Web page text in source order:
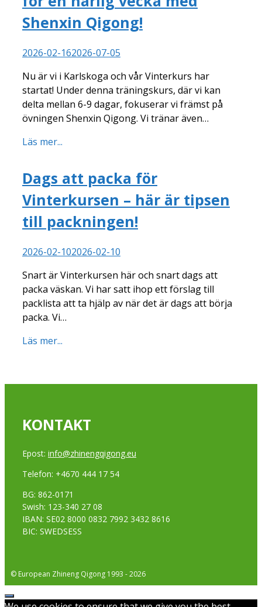
Shenxin Qigong!
2026-02-162026-07-05
Nu är vi i Karlskoga och vår Vinterkurs har
startat! Under denna träningskurs, där vi kan
delta mellan 6-9 dagar, fokuserar vi främst på
övningen Shenxin Qigong. Vi tränar även…
Läs mer...
Dags att packa för
Vinterkursen – här är tipsen
till packningen!
2026-02-102026-02-10
Snart är Vinterkursen här och snart dags att
packa väskan. Vi har satt ihop ett förslag till
packlista att ta hjälp av när det är dags att börja
packa. Vi…
Läs mer...
KONTAKT
Epost: info@zhinengqigong.eu
Telefon: +4670 444 17 54
BG: 862-0171
Swish: 123-340 27 08
IBAN: SE02 8000 0832 7992 3432 8616
BIC: SWEDSESS
© European Zhineng Qigong 1993 - 2026
Stäng